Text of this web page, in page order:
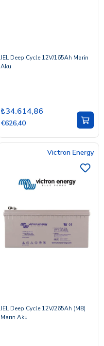
JEL Deep Cycle 12V/165Ah Marin
Akü
₺34.614,86
€626,40
Victron Energy
JEL Deep Cycle 12V/265Ah (M8)
Marin Akü